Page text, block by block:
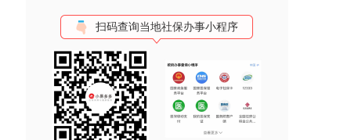
扫码查询当地社保办事小程序